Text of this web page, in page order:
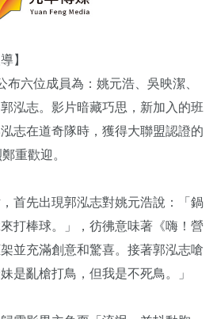
】
布六位成員為：姚元浩、吳映潔、
泓志。影片暗藏巧思，新加入的班
志在道奇隊時，獲得大聯盟認證的
重歡迎。
首先出現郭泓志對姚元浩說：「鍋
打棒球。」，彷彿意味著《嗨！營
並充滿創意和驚喜。接著郭泓志嗆
是亂槍打鳥，但我是不死鳥。」